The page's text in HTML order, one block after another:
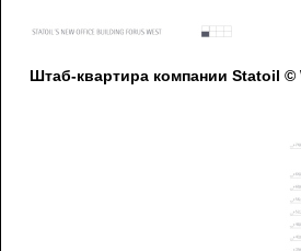
Штаб-квартира компании Statoil ©